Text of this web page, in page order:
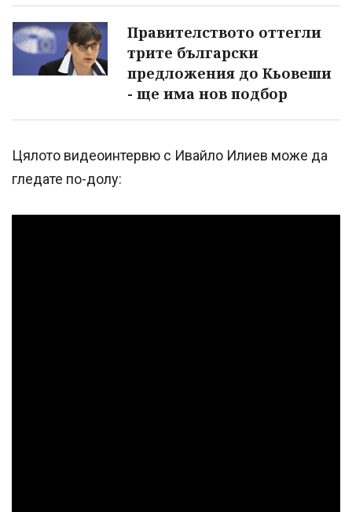
Правителството оттегли
трите български
предложения до Кьовеши
- ще има нов подбор
Цялото видеоинтервю с Ивайло Илиев може да
гледате по-долу: